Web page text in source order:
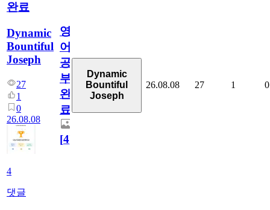
완료
Dynamic
Bountiful
Joseph
27
1
0
26.08.08
4
댓글
영
어
공
부
완
료
[4]
Dynamic
Bountiful
Joseph
26.08.08 27 1 0